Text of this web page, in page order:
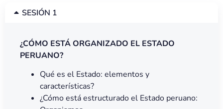
SESIÓN 1
¿CÓMO ESTÁ ORGANIZADO EL ESTADO
PERUANO?
Qué es el Estado: elementos y
características?
¿Cómo está estructurado el Estado peruano: